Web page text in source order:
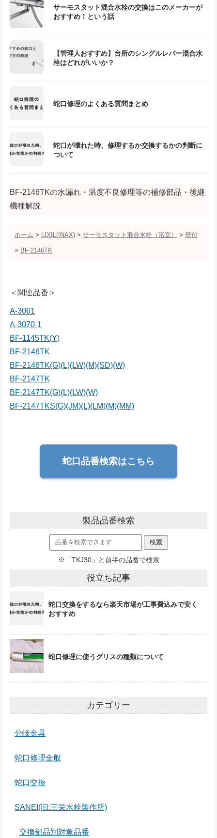
サーモスタット混合水栓の交換はこのメーカーが
おすすめ！という話
【管理人おすすめ】台所のシングルレバー混合水
栓はどれがいいか？
蛇口修理のよくある質問まとめ
蛇口が壊れた時、修理するか交換するかの判断に
ついて
BF-2146TKの水漏れ・温度不良修理等の補修部品・後継
機種解説
ホーム > LIXIL(INAX) > サーモスタット混合水栓（浴室） > 壁付
> BF-2146TK
＜関連品番＞
A-3061
A-3070-1
BF-1145TK(Y)
BF-2146TK
BF-2146TK(G)(L)(LW)(M)(SD)(W)
BF-2147TK
BF-2147TK(G)(L)(LW)(W)
BF-2147TKS(G)(JM)(L)(LM)(M)(MM)
蛇口品番検索はこちら
製品品番検索
※「TKJ30」と前半の品番で検索
役立ち記事
蛇口交換をするなら楽天市場が工事費込みで安く
おすすめ
蛇口修理に使うグリスの種類について
カテゴリー
分岐金具
蛇口修理全般
蛇口交換
SANEI(旧:三栄水栓製作所)
交換部品別対象品番